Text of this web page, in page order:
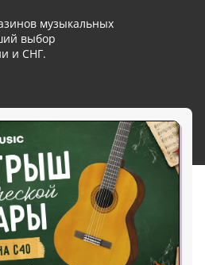
музыкальных
выбор
и СНГ.